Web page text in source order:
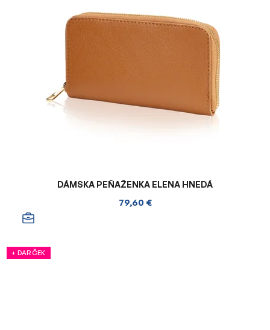
DÁMSKA PEŇAŽENKA ELENA HNEDÁ
79,60 €
+ DARČEK